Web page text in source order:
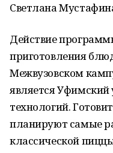
Светлана
Действие
приготовления
Межвузовском
является Уфимский
технологий.
планируют самые
классической